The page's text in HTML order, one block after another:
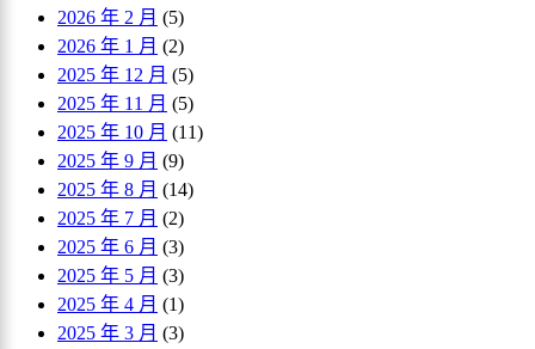
2026 年 2 月 (5)
2026 年 1 月 (2)
2025 年 12 月 (5)
2025 年 11 月 (5)
2025 年 10 月 (11)
2025 年 9 月 (9)
2025 年 8 月 (14)
2025 年 7 月 (2)
2025 年 6 月 (3)
2025 年 5 月 (3)
2025 年 4 月 (1)
2025 年 3 月 (3)